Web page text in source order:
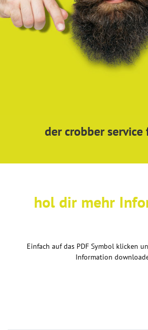
der crobber service
hol dir mehr
Einfach auf das PDF Symbol klicken
Information